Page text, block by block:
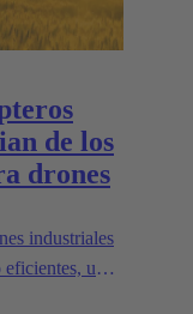
de los
drones
industriales
eficientes, un